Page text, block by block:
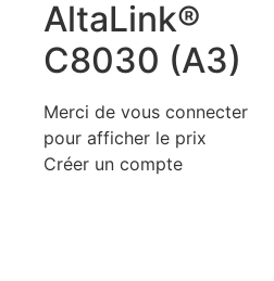
AltaLink®
C8030 (A3)
Merci de vous connecter
pour afficher le prix
Créer un compte